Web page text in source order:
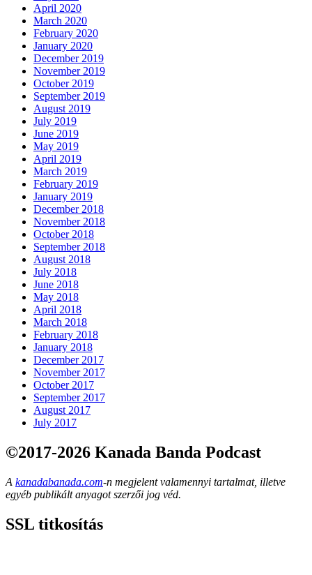
April 2020
March 2020
February 2020
January 2020
December 2019
November 2019
October 2019
September 2019
August 2019
July 2019
June 2019
May 2019
April 2019
March 2019
February 2019
January 2019
December 2018
November 2018
October 2018
September 2018
August 2018
July 2018
June 2018
May 2018
April 2018
March 2018
February 2018
January 2018
December 2017
November 2017
October 2017
September 2017
August 2017
July 2017
©2017-2026 Kanada Banda Podcast
A kanadabanada.com-n megjelent valamennyi tartalmat, illetve
egyéb publikált anyagot szerzői jog véd.
SSL titkosítás